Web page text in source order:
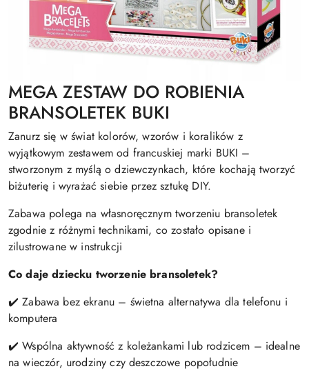
MEGA ZESTAW DO ROBIENIA
BRANSOLETEK BUKI
Zanurz się w świat kolorów, wzorów i koralików z
wyjątkowym zestawem od francuskiej marki BUKI –
stworzonym z myślą o dziewczynkach, które kochają tworzyć
biżuterię i wyrażać siebie przez sztukę DIY.
Zabawa polega na własnoręcznym tworzeniu bransoletek
zgodnie z różnymi technikami, co zostało opisane i
zilustrowane w instrukcji
Co daje dziecku tworzenie bransoletek?
✔️ Zabawa bez ekranu – świetna alternatywa dla telefonu i
komputera
✔️ Wspólna aktywność z koleżankami lub rodzicem – idealne
na wieczór, urodziny czy deszczowe popołudnie